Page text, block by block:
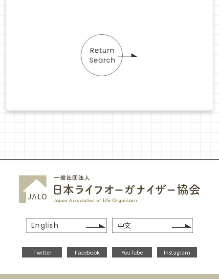
English 中文
Twitter Facebook YouTube Instagram